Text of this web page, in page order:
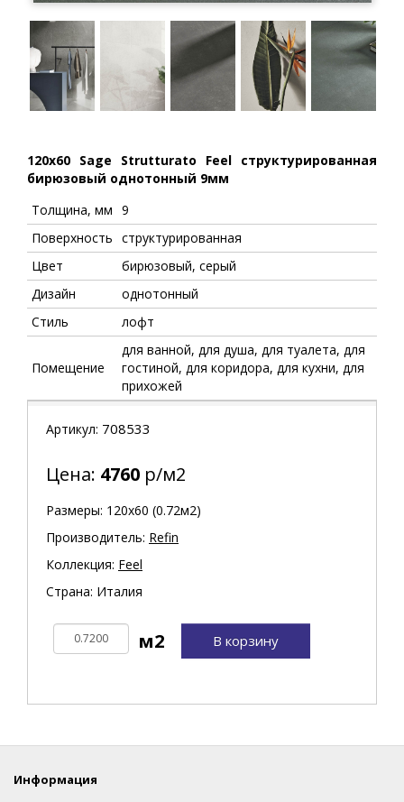
120x60 Sage Strutturato Feel структурированная
бирюзовый однотонный 9мм
Толщина, мм 9
Поверхность структурированная
Цвет
бирюзовый, серый
Дизайн
однотонный
Стиль
лофт
Помещение
для ванной, для душа, для туалета, для
гостиной, для коридора, для кухни, для
прихожей
Артикул: 708533
Цена: 4760 р/м2
Размеры: 120х60 (0.72м2)
Производитель: Refin
Коллекция: Feel
Страна: Италия
В корзину
Информация